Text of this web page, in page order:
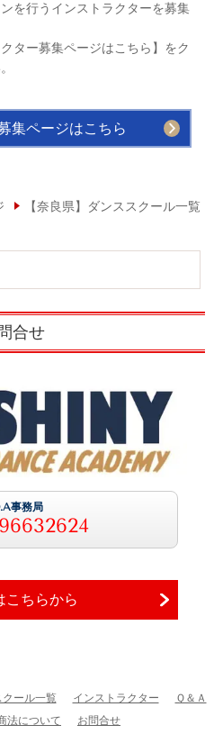
を行うインストラクターを募集
ター募集ページはこちら】をク
集ページはこちら
【奈良県】ダンススクール一覧
合せ
事務局
こちらから
クール一覧 インストラクター
Ｑ＆Ａ
法について お問合せ